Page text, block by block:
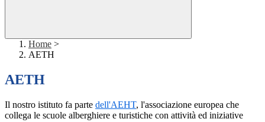
Home >
AETH
AETH
Il nostro istituto fa parte dell'AEHT, l'associazione europea che
collega le scuole alberghiere e turistiche con attività ed iniziative